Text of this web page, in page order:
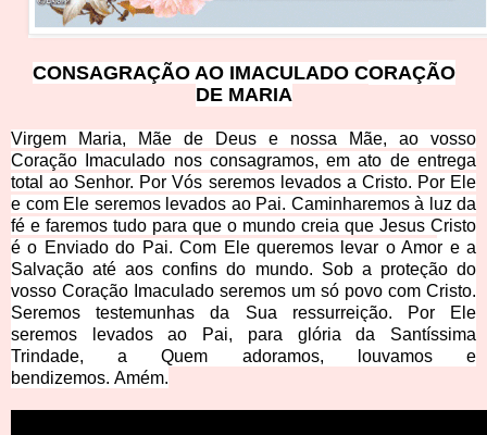
CONSAGRAÇÃO AO IMACULADO CORAÇÃO
DE MARIA
Virgem Maria, Mãe de Deus e nossa Mãe, ao vosso
Coração Imaculado nos consagramos, em ato de entrega
total ao Senhor. Por Vós seremos levados a Cristo. Por Ele
e com Ele seremos levados ao Pai. Caminharemos à luz da
fé e faremos tudo para que o mundo creia que Jesus Cristo
é o Enviado do Pai. Com Ele queremos levar o Amor e a
Salvação até aos confins do mundo. Sob a proteção do
vosso Coração Imaculado seremos um só povo com Cristo.
Seremos testemunhas da Sua ressurreição. Por Ele
seremos levados ao Pai, para glória da Santíssima
Trindade, a Quem adoramos, louvamos e
bendizemos. Amém.